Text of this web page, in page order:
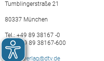
Tumblingerstraße 21
80337 München
Tel.: +49 89 38167 -0
Fax: +49 89 38167-600
E-Mail:verlag@dtv.de